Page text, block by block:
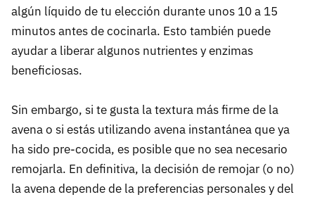
algún líquido de tu elección durante unos 10 a 15
minutos antes de cocinarla. Esto también puede
ayudar a liberar algunos nutrientes y enzimas
beneficiosas.
Sin embargo, si te gusta la textura más firme de la
avena o si estás utilizando avena instantánea que ya
ha sido pre-cocida, es posible que no sea necesario
remojarla. En definitiva, la decisión de remojar (o no)
la avena depende de la preferencias personales y del